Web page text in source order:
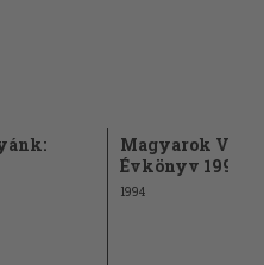
Magyarok
Évkönyv 1995
1994